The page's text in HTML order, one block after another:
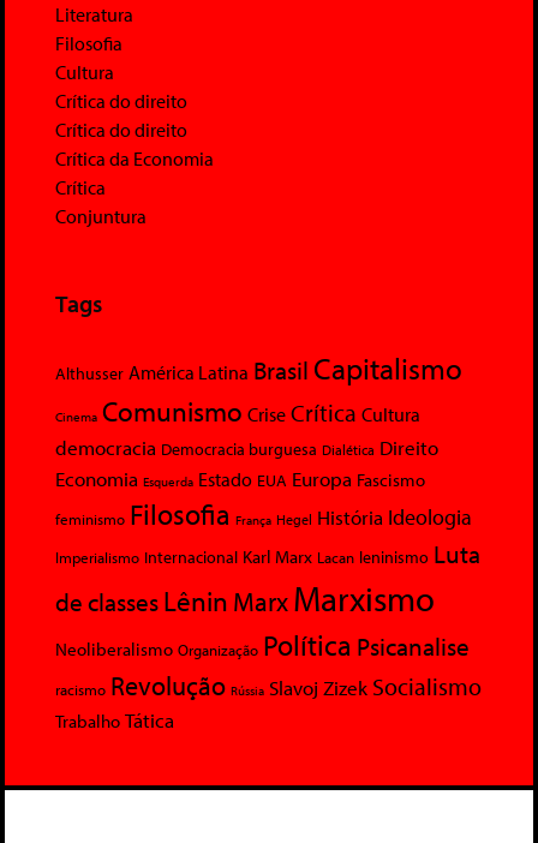
Literatura
Filosofia
Cultura
Crítica do direito
Crítica do direito
Crítica da Economia
Crítica
Conjuntura
Tags
Althusser América Latina Brasil Capitalismo
Cinema Comunismo Crise Crítica Cultura
democracia Democracia burguesa Dialética Direito
Economia Esquerda Estado EUA Europa Fascismo
feminismo Filosofia França Hegel História Ideologia
Imperialismo Internacional Karl Marx Lacan leninismo Luta
de classesLênin MarxMarxismo
Neoliberalismo Organização Política Psicanalise
racismo Revolução Rússia Slavoj Zizek Socialismo
Trabalho Tática